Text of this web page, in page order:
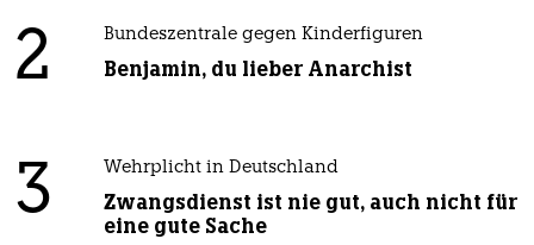
2 Bundeszentrale gegen Kinderfiguren
Benjamin, du lieber Anarchist
3 Wehrplicht in Deutschland
Zwangsdienst ist nie gut, auch nicht für
eine gute Sache